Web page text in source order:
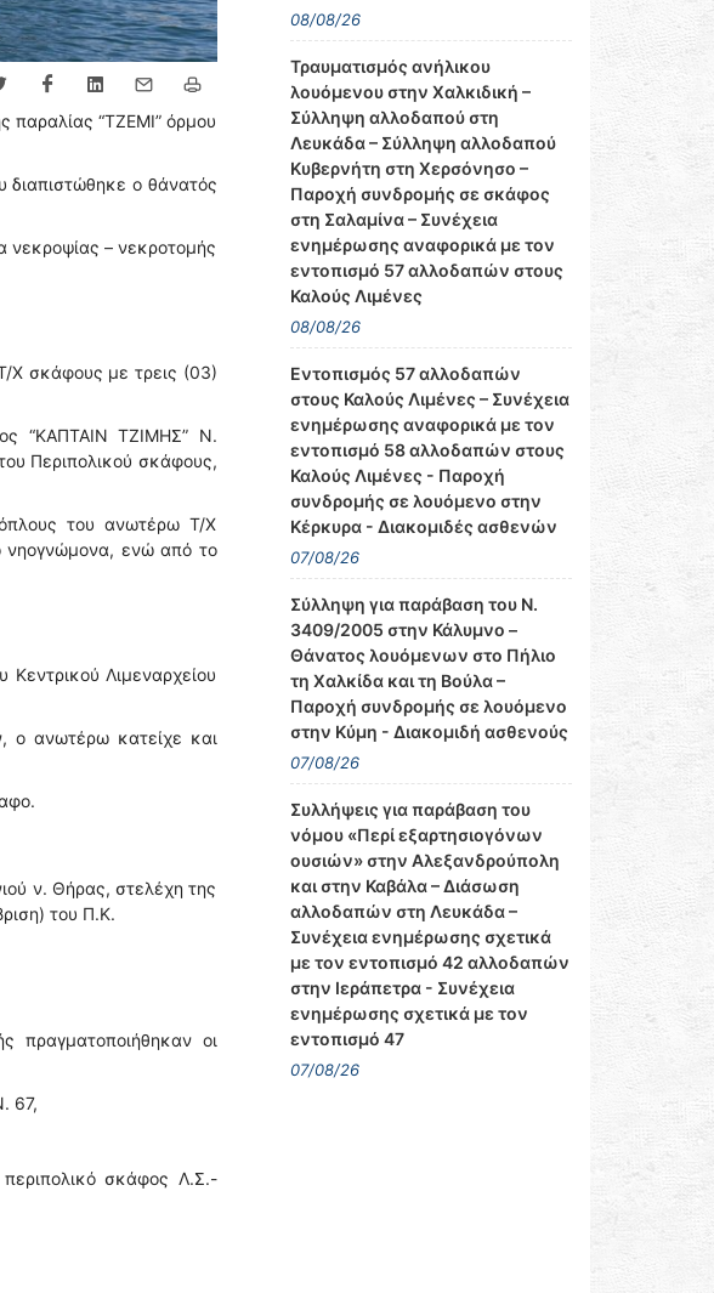
παραλίας “ΤΖΕΜΙ” όρμου
διαπιστώθηκε ο θάνατός
νεκροψίας – νεκροτομής
Χ σκάφους με τρεις (03)
“ΚΑΠΤΑΙΝ ΤΖΙΜΗΣ” Ν.
Περιπολικού σκάφους,
του ανωτέρω Τ/Χ
νηογνώμονα, ενώ από το
Λιμεναρχείου
ο ανωτέρω κατείχε και
ν. Θήρας, στελέχη της
του Π.Κ.
πραγματοποιήθηκαν οι
67,
σκάφος Λ.Σ.-
08/08/26
Τραυματισμός ανήλικου
λουόμενου στην Χαλκιδική –
Σύλληψη αλλοδαπού στη
Λευκάδα – Σύλληψη αλλοδαπού
Κυβερνήτη στη Χερσόνησο –
Παροχή συνδρομής σε σκάφος
στη Σαλαμίνα – Συνέχεια
ενημέρωσης αναφορικά με τον
εντοπισμό 57 αλλοδαπών στους
Καλούς Λιμένες
08/08/26
Εντοπισμός 57 αλλοδαπών
στους Καλούς Λιμένες – Συνέχεια
ενημέρωσης αναφορικά με τον
εντοπισμό 58 αλλοδαπών στους
Καλούς Λιμένες - Παροχή
συνδρομής σε λουόμενο στην
Κέρκυρα - Διακομιδές ασθενών
07/08/26
Σύλληψη για παράβαση του Ν.
3409/2005 στην Κάλυμνο –
Θάνατος λουόμενων στο Πήλιο
τη Χαλκίδα και τη Βούλα –
Παροχή συνδρομής σε λουόμενο
στην Κύμη - Διακομιδή ασθενούς
07/08/26
Συλλήψεις για παράβαση του
νόμου «Περί εξαρτησιογόνων
ουσιών» στην Αλεξανδρούπολη
και στην Καβάλα – Διάσωση
αλλοδαπών στη Λευκάδα –
Συνέχεια ενημέρωσης σχετικά
με τον εντοπισμό 42 αλλοδαπών
στην Ιεράπετρα - Συνέχεια
ενημέρωσης σχετικά με τον
εντοπισμό 47
07/08/26